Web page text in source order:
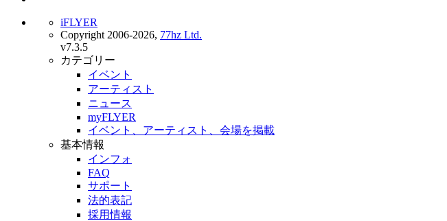
iFLYER
Copyright 2006-2026, 77hz Ltd.
v7.3.5
カテゴリー
イベント
アーティスト
ニュース
myFLYER
イベント、アーティスト、会場を掲載
基本情報
インフォ
FAQ
サポート
法的表記
採用情報